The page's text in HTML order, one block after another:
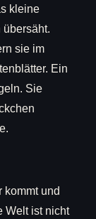
kleine
sie im
Ein
Sie
kommt und
Welt ist nicht